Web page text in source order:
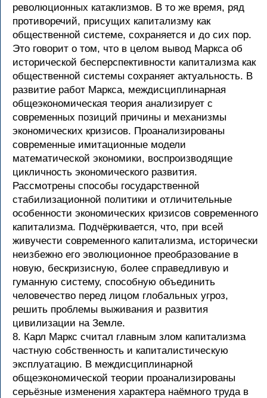
революционных катаклизмов. В то же время, ряд
противоречий, присущих капитализму как
общественной системе, сохраняется и до сих пор.
Это говорит о том, что в целом вывод Маркса об
исторической бесперспективности капитализма как
общественной системы сохраняет актуальность. В
развитие работ Маркса, междисциплинарная
общеэкономическая теория анализирует с
современных позиций причины и механизмы
экономических кризисов. Проанализированы
современные имитационные модели
математической экономики, воспроизводящие
цикличность экономического развития.
Рассмотрены способы государственной
стабилизационной политики и отличительные
особенности экономических кризисов современного
капитализма. Подчёркивается, что, при всей
живучести современного капитализма, исторически
неизбежно его эволюционное преобразование в
новую, бескризисную, более справедливую и
гуманную систему, способную объединить
человечество перед лицом глобальных угроз,
решить проблемы выживания и развития
цивилизации на Земле.
8. Карл Маркс считал главным злом капитализма
частную собственность и капиталистическую
эксплуатацию. В междисциплинарной
общеэкономической теории проанализированы
серьёзные изменения характера наёмного труда в